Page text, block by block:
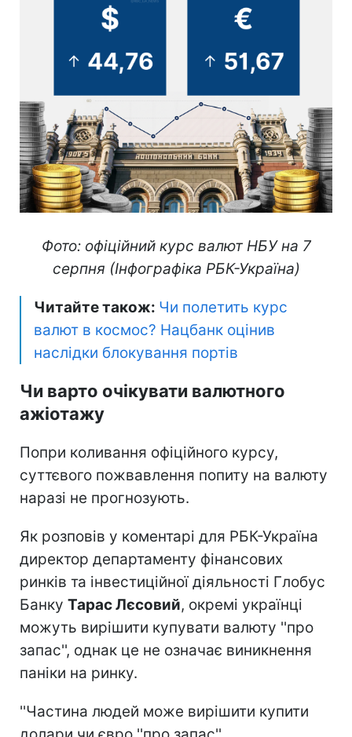
Фото: офіційний курс валют НБУ на 7
серпня (Інфографіка РБК-Україна)
Читайте також: Чи полетить курс
валют в космос? Нацбанк оцінив
наслідки блокування портів
Чи варто очікувати валютного
ажіотажу
Попри коливання офіційного курсу,
суттєвого пожвавлення попиту на валюту
наразі не прогнозують.
Як розповів у коментарі для РБК-Україна
директор департаменту фінансових
ринків та інвестиційної діяльності Глобус
Банку Тарас Лєсовий, окремі українці
можуть вирішити купувати валюту ''про
запас'', однак це не означає виникнення
паніки на ринку.
''Частина людей може вирішити купити